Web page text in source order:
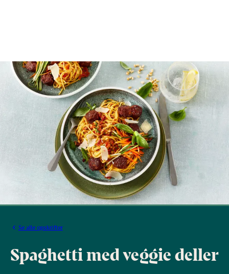
Se alle opskrifter
Spaghetti med veggie deller